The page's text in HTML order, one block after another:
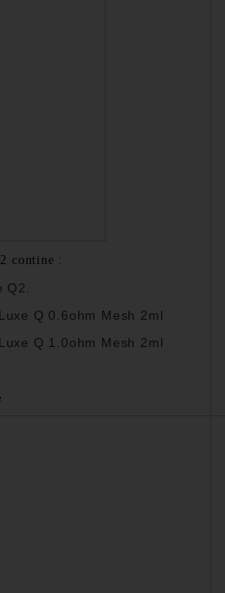
contine :
Q 0.6ohm Mesh 2ml
Q 1.0ohm Mesh 2ml